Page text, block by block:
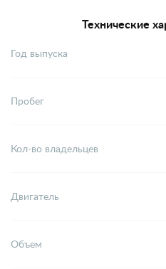
Технические
Год выпуска
Пробег
Кол-во владельцев
Двигатель
Объем